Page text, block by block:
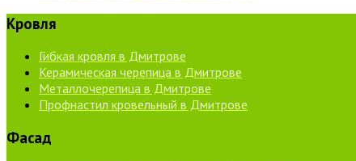
Кровля
Гибкая кровля в Дмитрове
Керамическая черепица в Дмитрове
Металлочерепица в Дмитрове
Профнастил кровельный в Дмитрове
Фасад